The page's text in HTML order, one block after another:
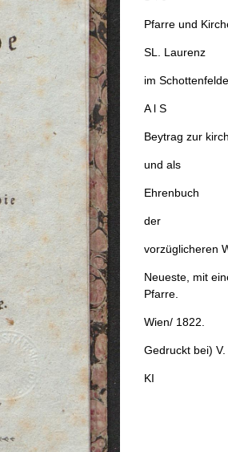
Pfarre und
SL Laurenz
im Schottenfelde
Al S
Beytrag zur
und als
Ehrenbuch
der
vorzüglicheren
Neueste mit
Pfarre
Wien/ 1822
Gedruckt bei) V.
KI